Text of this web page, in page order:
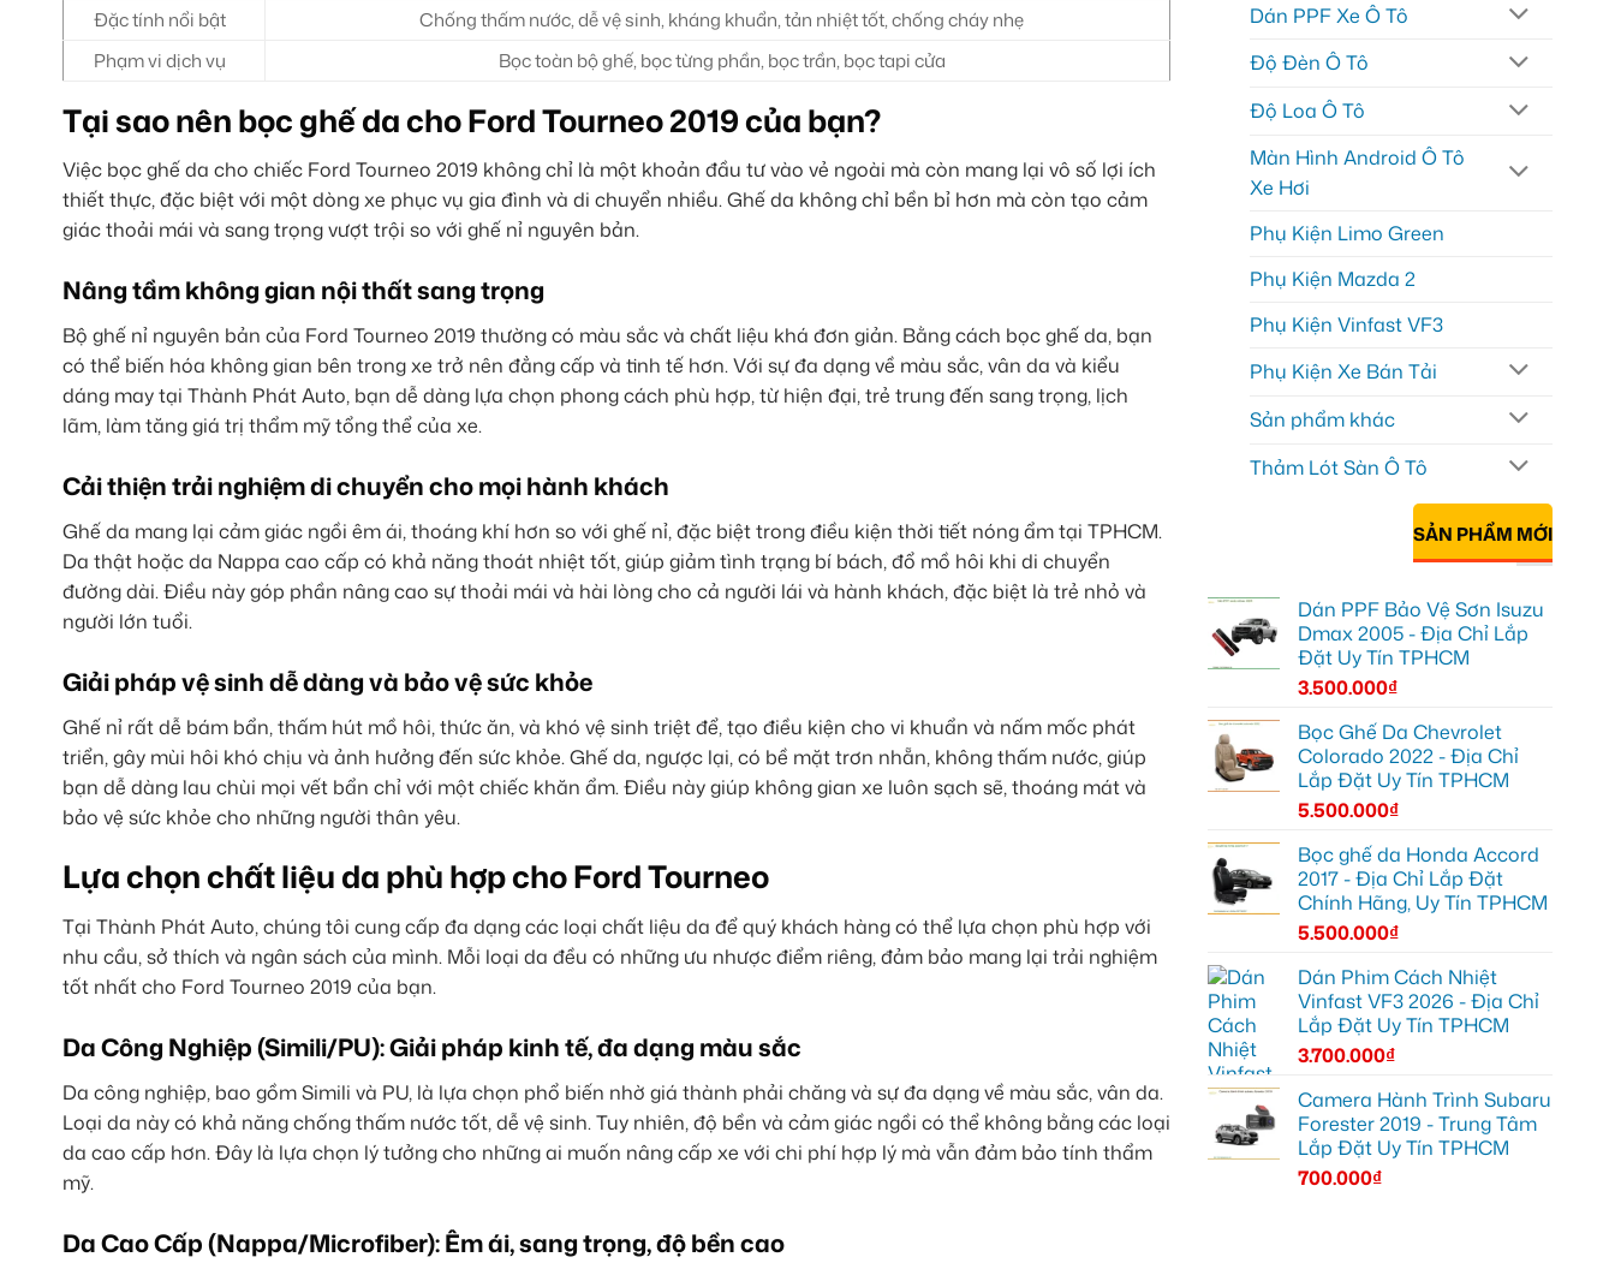
Đặc tính nổi bật
Chống thấm nước, dễ vệ sinh, kháng khuẩn, tản nhiệt tốt, chống cháy nhẹ
Phạm vi dịch vụ
Bọc toàn bộ ghế, bọc từng phần, bọc trần, bọc tapi cửa
Tại sao nên bọc ghế da cho Ford Tourneo 2019 của bạn?
Việc bọc ghế da cho chiếc Ford Tourneo 2019 không chỉ là một khoản đầu tư vào vẻ ngoài mà còn mang lại vô số lợi ích
thiết thực, đặc biệt với một dòng xe phục vụ gia đình và di chuyển nhiều. Ghế da không chỉ bền bỉ hơn mà còn tạo cảm
giác thoải mái và sang trọng vượt trội so với ghế nỉ nguyên bản.
Nâng tầm không gian nội thất sang trọng
Bộ ghế nỉ nguyên bản của Ford Tourneo 2019 thường có màu sắc và chất liệu khá đơn giản. Bằng cách bọc ghế da, bạn
có thể biến hóa không gian bên trong xe trở nên đẳng cấp và tinh tế hơn. Với sự đa dạng về màu sắc, vân da và kiểu
dáng may tại Thành Phát Auto, bạn dễ dàng lựa chọn phong cách phù hợp, từ hiện đại, trẻ trung đến sang trọng, lịch
lãm, làm tăng giá trị thẩm mỹ tổng thể của xe.
Cải thiện trải nghiệm di chuyển cho mọi hành khách
Ghế da mang lại cảm giác ngồi êm ái, thoáng khí hơn so với ghế nỉ, đặc biệt trong điều kiện thời tiết nóng ẩm tại TPHCM.
Da thật hoặc da Nappa cao cấp có khả năng thoát nhiệt tốt, giúp giảm tình trạng bí bách, đổ mồ hôi khi di chuyển
đường dài. Điều này góp phần nâng cao sự thoải mái và hài lòng cho cả người lái và hành khách, đặc biệt là trẻ nhỏ và
người lớn tuổi.
Giải pháp vệ sinh dễ dàng và bảo vệ sức khỏe
Ghế nỉ rất dễ bám bẩn, thấm hút mồ hôi, thức ăn, và khó vệ sinh triệt để, tạo điều kiện cho vi khuẩn và nấm mốc phát
triển, gây mùi hôi khó chịu và ảnh hưởng đến sức khỏe. Ghế da, ngược lại, có bề mặt trơn nhẵn, không thấm nước, giúp
bạn dễ dàng lau chùi mọi vết bẩn chỉ với một chiếc khăn ẩm. Điều này giúp không gian xe luôn sạch sẽ, thoáng mát và
bảo vệ sức khỏe cho những người thân yêu.
Lựa chọn chất liệu da phù hợp cho Ford Tourneo
Tại Thành Phát Auto, chúng tôi cung cấp đa dạng các loại chất liệu da để quý khách hàng có thể lựa chọn phù hợp với
nhu cầu, sở thích và ngân sách của mình. Mỗi loại da đều có những ưu nhược điểm riêng, đảm bảo mang lại trải nghiệm
tốt nhất cho Ford Tourneo 2019 của bạn.
Da Công Nghiệp (Simili/PU): Giải pháp kinh tế, đa dạng màu sắc
Da công nghiệp, bao gồm Simili và PU, là lựa chọn phổ biến nhờ giá thành phải chăng và sự đa dạng về màu sắc, vân da.
Loại da này có khả năng chống thấm nước tốt, dễ vệ sinh. Tuy nhiên, độ bền và cảm giác ngồi có thể không bằng các loại
da cao cấp hơn. Đây là lựa chọn lý tưởng cho những ai muốn nâng cấp xe với chi phí hợp lý mà vẫn đảm bảo tính thẩm
mỹ.
Da Cao Cấp (Nappa/Microfiber): Êm ái, sang trọng, độ bền cao
Dán PPF Xe Ô Tô
Độ Đèn Ô Tô
Độ Loa Ô Tô
Màn Hình Android Ô Tô
Xe Hơi
Phụ Kiện Limo Green
Phụ Kiện Mazda 2
Phụ Kiện Vinfast VF3
Phụ Kiện Xe Bán Tải
Sản phẩm khác
Thảm Lót Sàn Ô Tô
SẢN PHẨM MỚI
Dán PPF Bảo Vệ Sơn Isuzu
Dmax 2005 - Địa Chỉ Lắp
Đặt Uy Tín TPHCM
3.500.000₫
Bọc Ghế Da Chevrolet
Colorado 2022 - Địa Chỉ
Lắp Đặt Uy Tín TPHCM
5.500.000₫
Bọc ghế da Honda Accord
2017 - Địa Chỉ Lắp Đặt
Chính Hãng, Uy Tín TPHCM
5.500.000₫
Dán Phim Cách Nhiệt
Vinfast VF3 2026 - Địa Chỉ
Lắp Đặt Uy Tín TPHCM
3.700.000₫
Camera Hành Trình Subaru
Forester 2019 - Trung Tâm
Lắp Đặt Uy Tín TPHCM
700.000₫